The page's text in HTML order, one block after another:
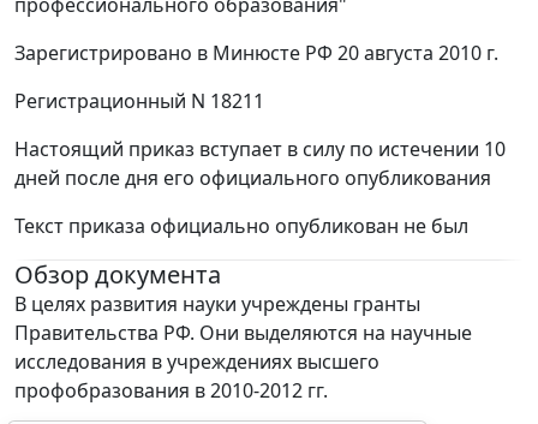
профессионального образования"
Зарегистрировано в Минюсте РФ 20 августа 2010 г.
Регистрационный N 18211
Настоящий приказ вступает в силу по истечении 10
дней после дня его официального опубликования
Текст приказа официально опубликован не был
Обзор документа
В целях развития науки учреждены гранты
Правительства РФ. Они выделяются на научные
исследования в учреждениях высшего
профобразования в 2010-2012 гг.